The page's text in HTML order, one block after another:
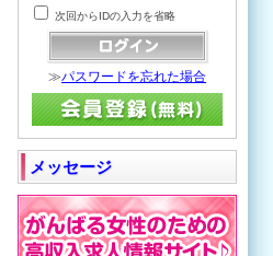
次回からIDの入力を省略
≫パスワードを忘れた場合
メッセージ